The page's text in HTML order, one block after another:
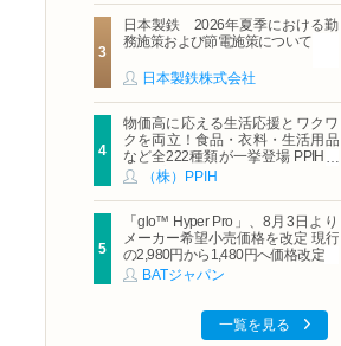
日本製鉄 2026年夏季における勤
務施策および節電施策について
日本製鉄株式会社
物価高に応える生活応援とワクワ
クを両立！食品・衣料・生活用品
など全222種類が一挙登場 PPIHグ
ループ「夏福袋」＆セール 8月6日
（株）PPIH
「glo™ Hyper Pro」、8月3日より
メーカー希望小売価格を改定 現行
の2,980円から1,480円へ価格改定
BATジャパン
一覧を見る